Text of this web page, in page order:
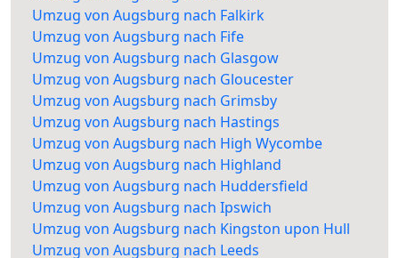
Umzug von Augsburg nach Falkirk
Umzug von Augsburg nach Fife
Umzug von Augsburg nach Glasgow
Umzug von Augsburg nach Gloucester
Umzug von Augsburg nach Grimsby
Umzug von Augsburg nach Hastings
Umzug von Augsburg nach High Wycombe
Umzug von Augsburg nach Highland
Umzug von Augsburg nach Huddersfield
Umzug von Augsburg nach Ipswich
Umzug von Augsburg nach Kingston upon Hull
Umzug von Augsburg nach Leeds